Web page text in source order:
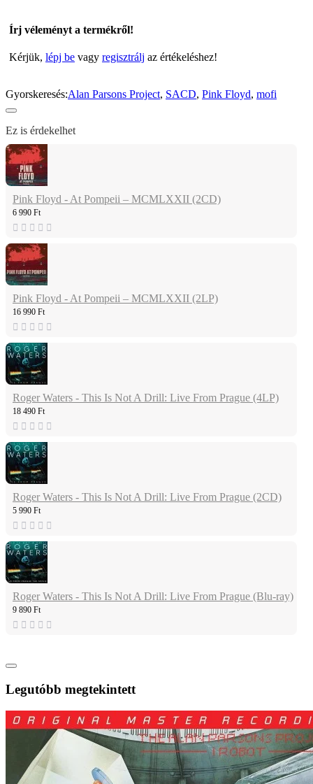
Írj véleményt a termékről!
Kérjük, lépj be vagy regisztrálj az értékeléshez!
Gyorskeresés:Alan Parsons Project, SACD, Pink Floyd, mofi
Ez is érdekelhet
Pink Floyd - At Pompeii – MCMLXXII (2CD)
6 990 Ft
Pink Floyd - At Pompeii – MCMLXXII (2LP)
16 990 Ft
Roger Waters - This Is Not A Drill: Live From Prague (4LP)
18 490 Ft
Roger Waters - This Is Not A Drill: Live From Prague (2CD)
5 990 Ft
Roger Waters - This Is Not A Drill: Live From Prague (Blu-ray)
9 890 Ft
Legutóbb megtekintett